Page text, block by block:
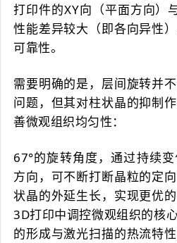
打印件的XY向（平面方向）
性能差异较大（即各向异性
可靠性。
需要明确的是，层间旋转并
问题，但其对柱状晶的抑制
善微观组织均匀性：
67°的旋转角度，通过持续
方向，可不断打断晶粒的定
状晶的外延生长，实现更优
3D打印中调控微观组织的核
的形成与激光扫描的热流特